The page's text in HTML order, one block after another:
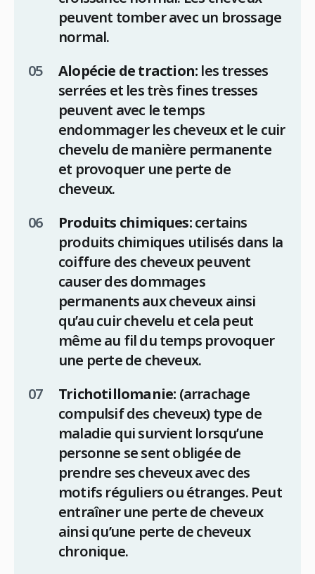
peuvent tomber avec un brossage
normal.
Alopécie de traction: les tresses
serrées et les très fines tresses
peuvent avec le temps
endommager les cheveux et le cuir
chevelu de manière permanente
et provoquer une perte de
cheveux.
Produits chimiques:certains
produits chimiques utilisés dans la
coiffure des cheveux peuvent
causer des dommages
permanents aux cheveux ainsi
qu’au cuir chevelu et cela peut
même au fil du temps provoquer
une perte de cheveux.
Trichotillomanie: (arrachage
compulsif des cheveux) type de
maladie qui survient lorsqu’une
personne se sent obligée de
prendre ses cheveux avec des
motifs réguliers ou étranges. Peut
entraîner une perte de cheveux
ainsi qu’une perte de cheveux
chronique.